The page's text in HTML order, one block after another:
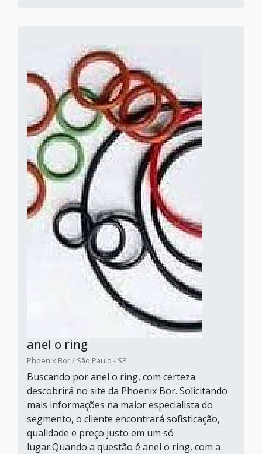
anel o ring
Phoenix Bor / São Paulo - SP
Buscando por anel o ring, com certeza
descobrirá no site da Phoenix Bor. Solicitando
mais informações na maior especialista do
segmento, o cliente encontrará sofisticação,
qualidade e preço justo em um só
lugar.Quando a questão é anel o ring, com a